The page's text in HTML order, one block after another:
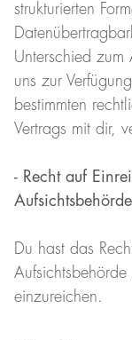
strukturierten
Unterschied zum
uns zur
bestimmten
Vertrags mit dir,
- Recht auf
Aufsichtsbehörde
Du hast das
Aufsichtsbehörde
einzureichen.